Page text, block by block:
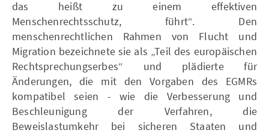
das heißt zu einem effektiven
Menschenrechtsschutz, führt“. Den
menschenrechtlichen Rahmen von Flucht und
Migration bezeichnete sie als „Teil des europäischen
Rechtsprechungserbes“ und plädierte für
Änderungen, die mit den Vorgaben des EGMRs
kompatibel seien - wie die Verbesserung und
Beschleunigung der Verfahren, die
Beweislastumkehr bei sicheren Staaten und